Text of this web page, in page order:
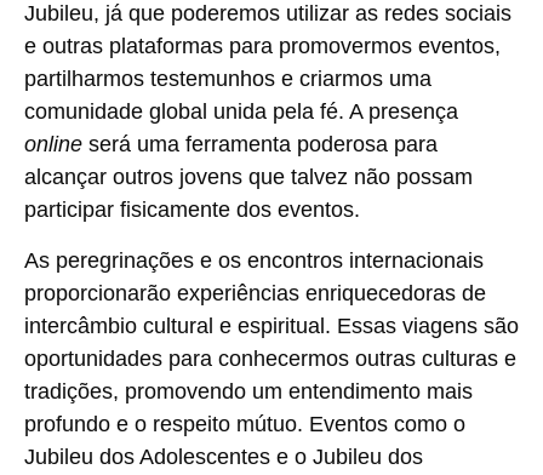
Jubileu, já que poderemos utilizar as redes sociais
e outras plataformas para promovermos eventos,
partilharmos testemunhos e criarmos uma
comunidade global unida pela fé. A presença
online será uma ferramenta poderosa para
alcançar outros jovens que talvez não possam
participar fisicamente dos eventos.
As peregrinações e os encontros internacionais
proporcionarão experiências enriquecedoras de
intercâmbio cultural e espiritual. Essas viagens são
oportunidades para conhecermos outras culturas e
tradições, promovendo um entendimento mais
profundo e o respeito mútuo. Eventos como o
Jubileu dos Adolescentes e o Jubileu dos